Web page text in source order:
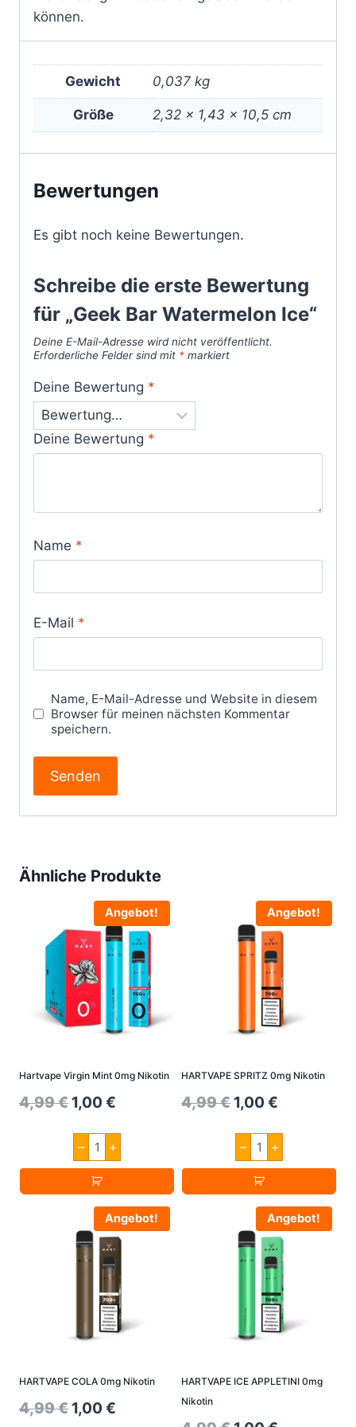
können.
Gewicht 0,037 kg
Größe 2,32 × 1,43 × 10,5 cm
Bewertungen
Es gibt noch keine Bewertungen.
Schreibe die erste Bewertung
für „Geek Bar Watermelon Ice“
Deine E-Mail-Adresse wird nicht veröffentlicht.
Erforderliche Felder sind mit * markiert
Deine Bewertung *
Deine Bewertung *
Name *
E-Mail *
Name, E-Mail-Adresse und Website in diesem
Browser für meinen nächsten Kommentar
speichern.
Ähnliche Produkte
Angebot!
Hartvape Virgin Mint 0mg Nikotin
4,99€ Original
was:
4,99 €.
1,00 €
is:
1,00 €.
–
Hartvape
Virgin
Mint
0mg
Nikotin
Menge
+
Angebot!
HARTVAPE SPRITZ 0mg Nikotin
4,99€ Original
was:
4,99 €.
1,00 €
is:
1,00 €.
–
HARTVAPE
SPRITZ
0mg
Nikotin
Menge
+
Angebot!
HARTVAPE COLA 0mg Nikotin
4,99€ Original
1,00 €
Angebot!
HARTVAPE ICE APPLETINI 0mg
Nikotin